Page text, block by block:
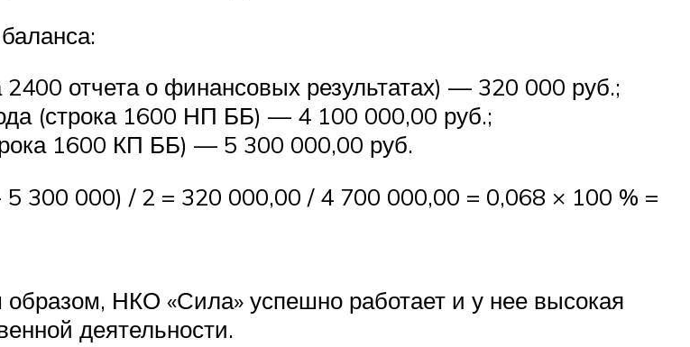
отчета о финансовых результатах) — 320 000 руб.;
(строка 1600 НП ББ) — 4 100 000,00 руб.;
1600 КП ББ) — 5 300 000,00 руб.
300 000) / 2 = 320 000,00 / 4 700 000,00 = 0,068 × 100 % =
НКО «Сила» успешно работает и у нее высокая
деятельности.